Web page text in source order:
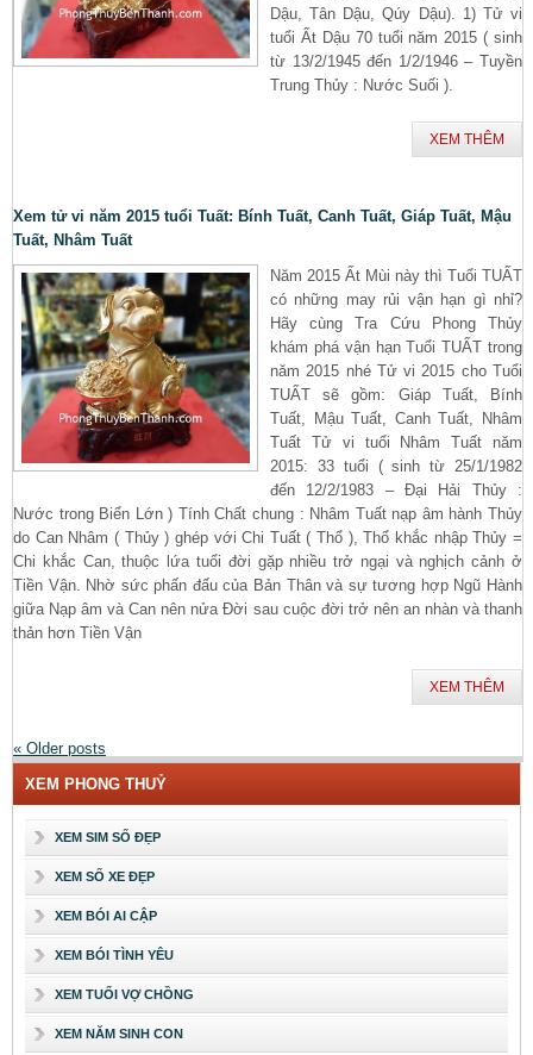
Dậu, Tân Dậu, Qúy Dậu). 1) Tử vi
tuổi Ất Dậu 70 tuổi năm 2015 ( sinh
từ 13/2/1945 đến 1/2/1946 – Tuyền
Trung Thủy : Nước Suối ).
XEM THÊM
Xem tử vi năm 2015 tuổi Tuất: Bính Tuất, Canh Tuất, Giáp Tuất, Mậu
Tuất, Nhâm Tuất
Năm 2015 Ất Mùi này thì Tuổi TUẤT
có những may rủi vận hạn gì nhỉ?
Hãy cùng Tra Cứu Phong Thủy
khám phá vận hạn Tuổi TUẤT trong
năm 2015 nhé Tử vi 2015 cho Tuổi
TUẤT sẽ gồm: Giáp Tuất, Bính
Tuất, Mậu Tuất, Canh Tuất, Nhâm
Tuất Tử vi tuổi Nhâm Tuất năm
2015: 33 tuổi ( sinh từ 25/1/1982
đến 12/2/1983 – Đại Hải Thủy :
Nước trong Biển Lớn ) Tính Chất chung : Nhâm Tuất nạp âm hành Thủy
do Can Nhâm ( Thủy ) ghép với Chi Tuất ( Thổ ), Thổ khắc nhập Thủy =
Chi khắc Can, thuộc lứa tuổi đời gặp nhiều trở ngại và nghịch cảnh ở
Tiền Vận. Nhờ sức phấn đấu của Bản Thân và sự tương hợp Ngũ Hành
giữa Nạp âm và Can nên nửa Đời sau cuộc đời trở nên an nhàn và thanh
thản hơn Tiền Vận
XEM THÊM
« Older posts
XEM PHONG THUỶ
XEM SIM SỐ ĐẸP
XEM SỐ XE ĐẸP
XEM BÓI AI CẬP
XEM BÓI TÌNH YÊU
XEM TUỔI VỢ CHỒNG
XEM NĂM SINH CON